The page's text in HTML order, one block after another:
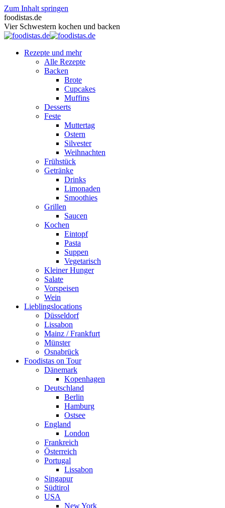
Zum Inhalt springen
foodistas.de
Vier Schwestern kochen und backen
Rezepte und mehr
Alle Rezepte
Backen
Brote
Cupcakes
Muffins
Desserts
Feste
Muttertag
Ostern
Silvester
Weihnachten
Frühstück
Getränke
Drinks
Limonaden
Smoothies
Grillen
Saucen
Kochen
Eintopf
Pasta
Suppen
Vegetarisch
Kleiner Hunger
Salate
Vorspeisen
Wein
Lieblingslocations
Düsseldorf
Lissabon
Mainz / Frankfurt
Münster
Osnabrück
Foodistas on Tour
Dänemark
Kopenhagen
Deutschland
Berlin
Hamburg
Ostsee
England
London
Frankreich
Österreich
Portugal
Lissabon
Singapur
Südtirol
USA
New York